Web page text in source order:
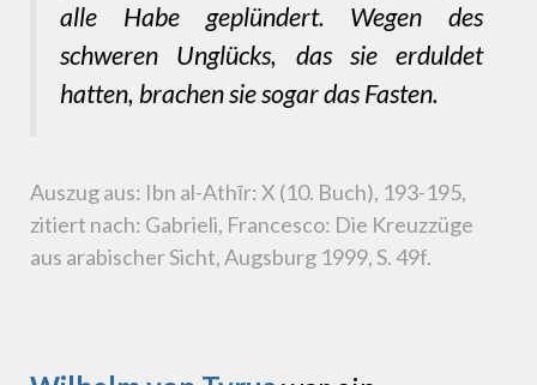
alle Habe geplündert. Wegen des
schweren Unglücks, das sie erduldet
hatten, brachen sie sogar das Fasten.
Auszug aus: Ibn al-Athīr: X (10. Buch), 193-195,
zitiert nach: Gabrieli, Francesco: Die Kreuzzüge
aus arabischer Sicht, Augsburg 1999, S. 49f.